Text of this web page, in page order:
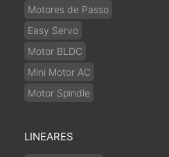
Motores de Passo
Easy Servo
Motor BLDC
Mini Motor AC
Motor Spindle
LINEARES